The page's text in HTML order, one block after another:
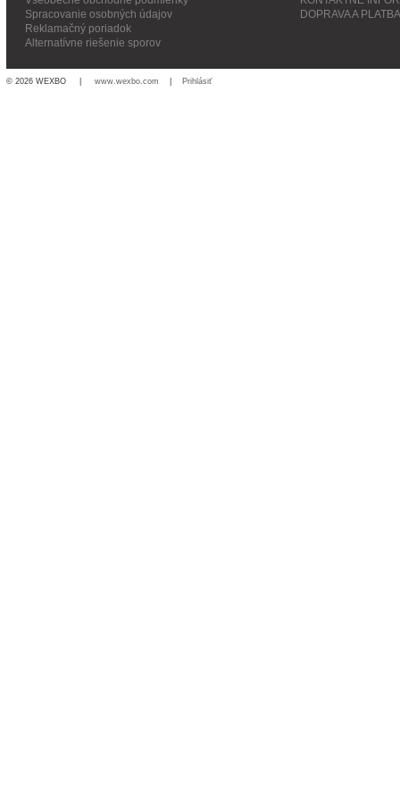
Spracovanie osobných údajov
Reklamačný poriadok
Alternatívne riešenie sporov
DOPRAVA A PLATBA
© 2026 WEXBO | www.wexbo.com Prihlásiť